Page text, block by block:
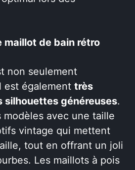
maillot de bain rétro
non seulement
est également très
silhouettes généreuses.
modèles avec une taille
vintage qui mettent
tout en offrant un joli
Les maillots à pois